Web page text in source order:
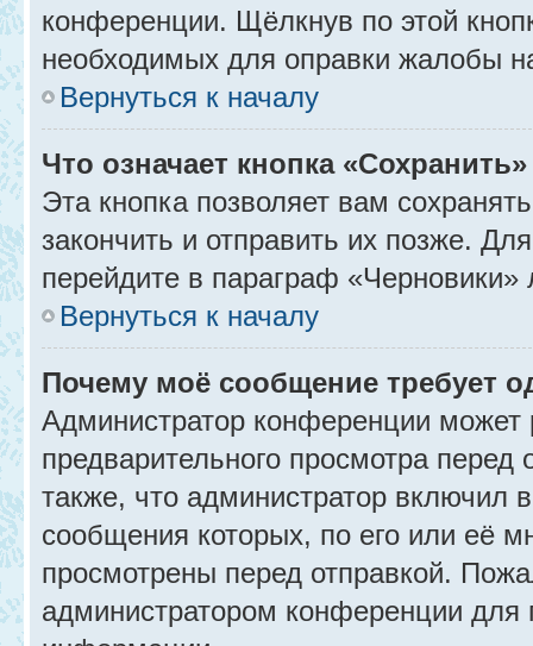
конференции. Щёлкнув по этой
необходимых для оправки жалобы
Вернуться к началу
Что означает кнопка
Эта кнопка позволяет вам
закончить и отправить их позже.
перейдите в параграф «Черновики»
Вернуться к началу
Почему моё сообщение требует
Администратор конференции
предварительного просмотра
также, что администратор включил
сообщения которых, по его или её
просмотрены перед отправкой.
администратором конференции для